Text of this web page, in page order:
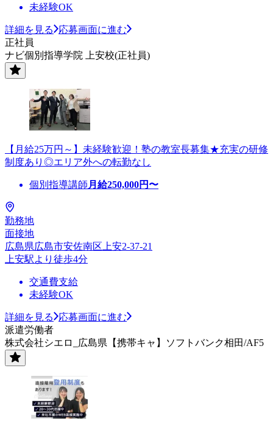
未経験OK
詳細を見る
応募画面に進む
正社員
ナビ個別指導学院 上安校(正社員)
【月給25万円～】未経験歓迎！塾の教室長募集★充実の研修
制度あり◎エリア外への転勤なし
個別指導講師 月給250,000円〜
勤務地
面接地
広島県広島市安佐南区上安2-37-21
上安駅より徒歩4分
交通費支給
未経験OK
詳細を見る
応募画面に進む
派遣労働者
株式会社シエロ_広島県【携帯キャ】ソフトバンク相田/AF5